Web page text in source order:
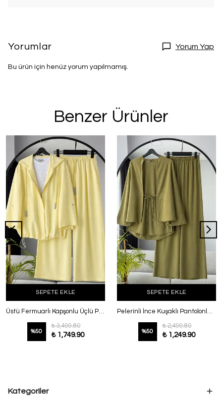
Yorumlar Yorum Yap
Bu ürün için henüz yorum yapılmamış.
Benzer Ürünler
SEPETE EKLE
Üstü Fermuarlı Kapşonlu Üçlü Pantolonlu Takım Sarı
%50
₺ 3,499.80
₺ 1,749.90
SEPETE EKLE
Pelerinli İnce Kuşaklı Pantolonlu Takım Yağ Yeşili
%50
₺ 2,499.80
₺ 1,249.90
Kategoriler